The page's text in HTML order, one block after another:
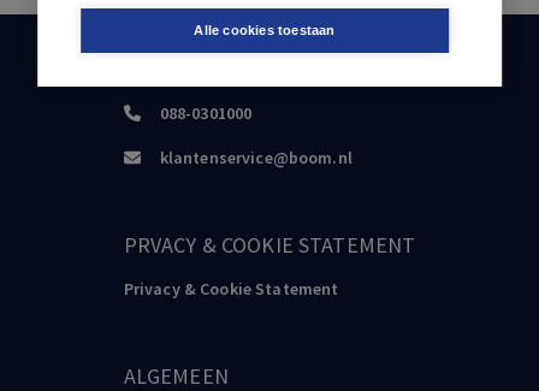
Alle cookies toestaan
088-0301000
klantenservice@boom.nl
PRVACY & COOKIE STATEMENT
Privacy & Cookie Statement
ALGEMEEN